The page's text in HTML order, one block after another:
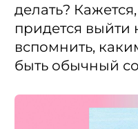
делать?
придется выйти
вспомнить,
быть обычный